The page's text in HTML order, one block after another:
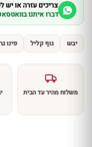
צריכים עזרה או
דברו איתנו
יבש גוף קליל פינו
משלוח מהיר עד הבית